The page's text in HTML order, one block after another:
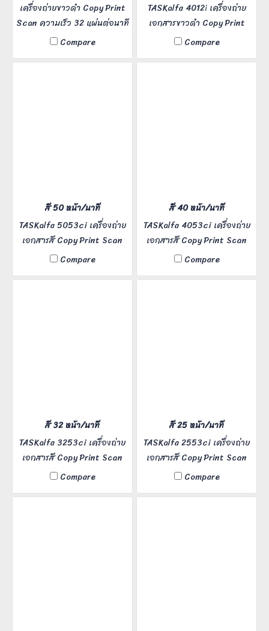
เครื่องถ่ายขาวดำ Copy Print
Scan ความเร็ว 32 แผ่นต่อนาที
เหมาะสำหรับ Office ขนาด
Compare
TASKalfa 4012i เครื่องถ่าย
เอกสารขาวดำ Copy Print
Scan Fax ความเร็ว 40 แผ่น
Compare
สี 50 หน้า/นาที
TASKalfa 5053ci เครื่องถ่าย
เอกสารสี Copy Print Scan
Fax ความเร็ว 50 แผ่นต่อนาที
Compare
สี 40 หน้า/นาที
TASKalfa 4053ci เครื่องถ่าย
เอกสารสี Copy Print Scan
Fax ความเร็ว 40 แผ่นต่อนาที
Compare
สี 32 หน้า/นาที
TASKalfa 3253ci เครื่องถ่าย
เอกสารสี Copy Print Scan
Fax ความเร็ว 32 แผ่นต่อนาที
Compare
สี 25 หน้า/นาที
TASKalfa 2553ci เครื่องถ่าย
เอกสารสี Copy Print Scan
Fax ความเร็ว 25 แผ่นต่อนาที
Compare